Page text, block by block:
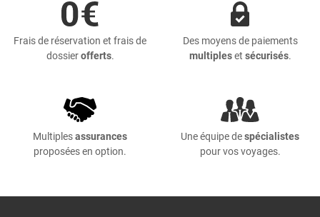
Frais de réservation et frais de
dossierofferts.
Des moyens de paiements
multipleset sécurisés.
Multiplesassurances
proposées en option.
Une équipe despécialistes
pour vos voyages.